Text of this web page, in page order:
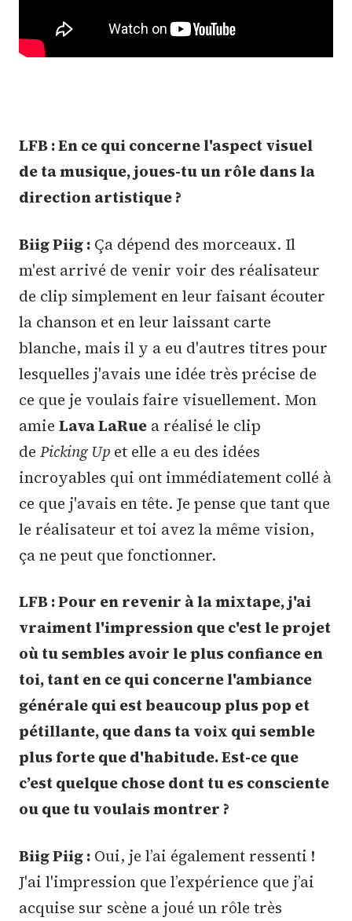
LFB : En ce qui concerne l'aspect visuel
de ta musique, joues-tu un rôle dans la
direction artistique ?
Biig Piig : Ça dépend des morceaux. Il
m'est arrivé de venir voir des réalisateur
de clip simplement en leur faisant écouter
la chanson et en leur laissant carte
blanche, mais il y a eu d'autres titres pour
lesquelles j'avais une idée très précise de
ce que je voulais faire visuellement. Mon
amie Lava LaRue a réalisé le clip
de Picking Up et elle a eu des idées
incroyables qui ont immédiatement collé à
ce que j'avais en tête. Je pense que tant que
le réalisateur et toi avez la même vision,
ça ne peut que fonctionner.
LFB : Pour en revenir à la mixtape, j'ai
vraiment l'impression que c'est le projet
où tu sembles avoir le plus confiance en
toi, tant en ce qui concerne l'ambiance
générale qui est beaucoup plus pop et
pétillante, que dans ta voix qui semble
plus forte que d'habitude. Est-ce que
c’est quelque chose dont tu es consciente
ou que tu voulais montrer ?
Biig Piig : Oui, je l’ai également ressenti !
J'ai l'impression que l’expérience que j’ai
acquise sur scène a joué un rôle très